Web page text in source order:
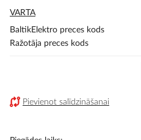
VARTA
BaltikElektro preces kods
Ražotāja preces kods
Pievienot salīdzināšanai